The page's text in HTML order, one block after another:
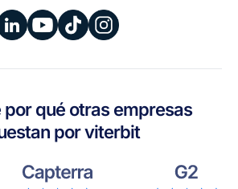
por qué otras empresas
por viterbit